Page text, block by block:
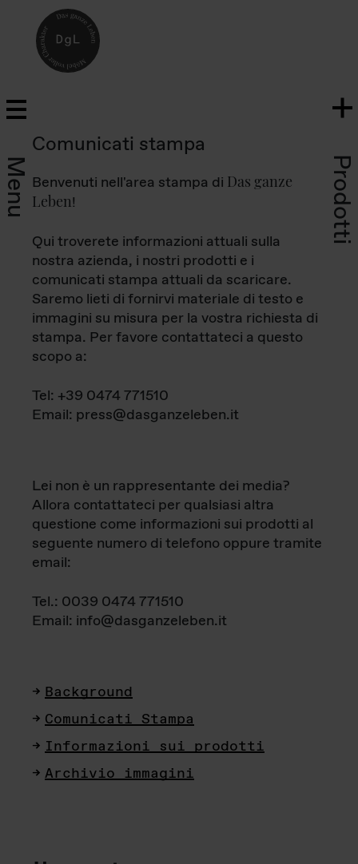
Menu Prodotti
Comunicati stampa
Benvenuti nell'area stampa di Das ganze
Leben!
Qui troverete informazioni attuali sulla
nostra azienda, i nostri prodotti e i
comunicati stampa attuali da scaricare.
Saremo lieti di fornirvi materiale di testo e
immagini su misura per la vostra richiesta di
stampa. Per favore contattateci a questo
scopo a:
Tel: +39 0474 771510
Email: press@dasganzeleben.it
Lei non è un rappresentante dei media?
Allora contattateci per qualsiasi altra
questione come informazioni sui prodotti al
seguente numero di telefono oppure tramite
email:
Tel.: 0039 0474 771510
Email: info@dasganzeleben.it
Background
Comunicati Stampa
Informazioni sui prodotti
Archivio immagini